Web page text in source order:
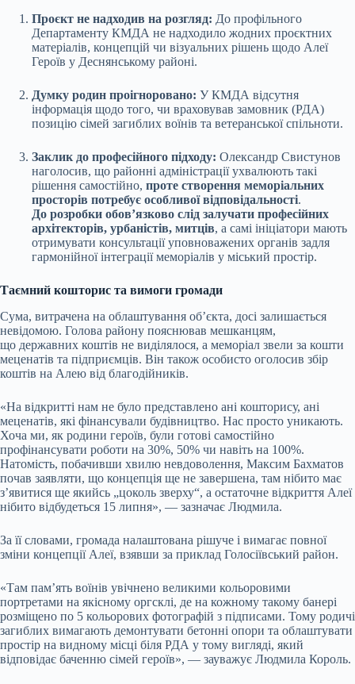
Проєкт не надходив на розгляд: До профільного
Департаменту КМДА не надходило жодних проєктних
матеріалів, концепцій чи візуальних рішень щодо Алеї
Героїв у Деснянському районі.
Думку родин проігноровано: У КМДА відсутня
інформація щодо того, чи враховував замовник (РДА)
позицію сімей загиблих воїнів та ветеранської спільноти.
Заклик до професійного підходу: Олександр Свистунов
наголосив, що районні адміністрації ухвалюють такі
рішення самостійно, проте створення меморіальних
просторів потребує особливої відповідальності.
До розробки обов’язково слід залучати професійних
архітекторів, урбаністів, митців, а самі ініціатори мають
отримувати консультації уповноважених органів задля
гармонійної інтеграції меморіалів у міський простір.
Таємний кошторис та вимоги громади
Сума, витрачена на облаштування об’єкта, досі залишається
невідомою. Голова району пояснював мешканцям,
що державних коштів не виділялося, а меморіал звели за кошти
меценатів та підприємців. Він також особисто оголосив збір
коштів на Алею від благодійників.
«На відкритті нам не було представлено ані кошторису, ані
меценатів, які фінансували будівництво. Нас просто уникають.
Хоча ми, як родини героїв, були готові самостійно
профінансувати роботи на 30%, 50% чи навіть на 100%.
Натомість, побачивши хвилю невдоволення, Максим Бахматов
почав заявляти, що концепція ще не завершена, там нібито має
з’явитися ще якийсь „цоколь зверху“, а остаточне відкриття Алеї
нібито відбудеться 15 липня», — зазначає Людмила.
За її словами, громада налаштована рішуче і вимагає повної
зміни концепції Алеї, взявши за приклад Голосіївський район.
«Там пам’ять воїнів увічнено великими кольоровими
портретами на якісному оргсклі, де на кожному такому банері
розміщено по 5 кольорових фотографій з підписами. Тому родичі
загиблих вимагають демонтувати бетонні опори та облаштувати
простір на видному місці біля РДА у тому вигляді, який
відповідає баченню сімей героїв», — зауважує Людмила Король.